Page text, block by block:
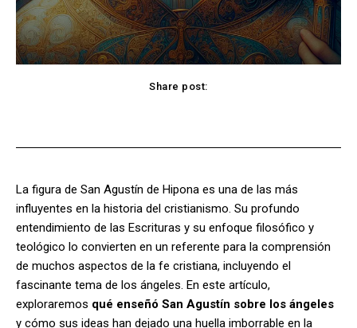
Share post:
La figura de San Agustín de Hipona es una de las más
influyentes en la historia del cristianismo. Su profundo
entendimiento de las Escrituras y su enfoque filosófico y
teológico lo convierten en un referente para la comprensión
de muchos aspectos de la fe cristiana, incluyendo el
fascinante tema de los ángeles. En este artículo,
exploraremos qué enseñó San Agustín sobre los ángeles
y cómo sus ideas han dejado una huella imborrable en la